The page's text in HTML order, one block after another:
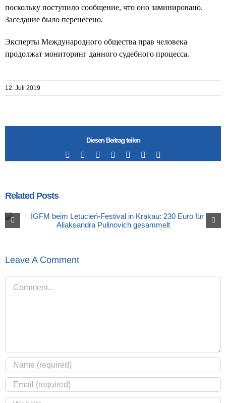
поскольку поступило сообщение, что оно заминировано.
Заседание было перенесено.
Эксперты Международного общества прав человека
продолжат мониторинг данного судебного процесса.
12. Juli 2019
Diesen Beitrag teilen
Facebook LinkedIn
TumblrPinterest
Related Posts
Leave A Comment
Comment